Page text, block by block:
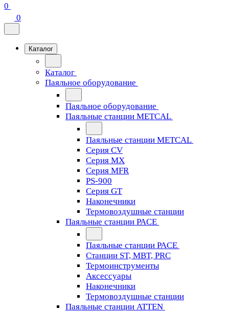
0
0
Каталог
Каталог
Паяльное оборудование
Паяльное оборудование
Паяльные станции METCAL
Паяльные станции METCAL
Серия CV
Серия MX
Серия MFR
PS-900
Серия GT
Наконечники
Термовоздушные станции
Паяльные станции PACE
Паяльные станции PACE
Станции ST, MBT, PRC
Термоинструменты
Аксессуары
Наконечники
Термовоздушные станции
Паяльные станции ATTEN